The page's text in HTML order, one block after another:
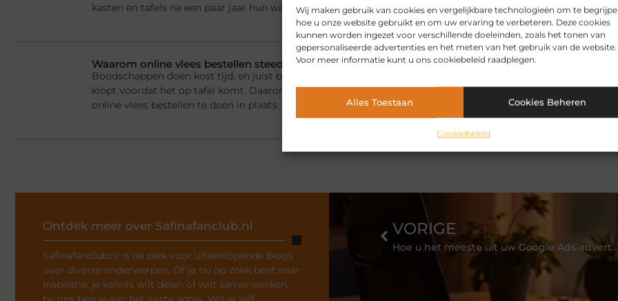
Wij maken gebruik van cookies en vergelijkbare technologieën om te
hoe u onze website gebruikt en om uw ervaring te verbeteren. Deze cookies
kunnen worden ingezet voor verschillende doeleinden, zoals het tonen van
gepersonaliseerde advertenties en het meten van het gebruik van de website.
Voor meer informatie kunt u ons cookiebeleid raadplegen.
Alles Toestaan Cookies Beheren
Cookiebeleid
kasten en tafels na een paar jaar hun waarde verliezen, houden
Waarom online vlees bestellen steeds gewoner wordt
Boodschappen doen kost tijd, en juist bij vlees wilt u zeker weten dat de kwaliteit
klopt voordat het op tafel komt. Daarom kiezen steeds meer mensen ervoor om
online vlees bestellen te doen in plaats
Ontdek meer over Safinafanclub.nl
Safinafanclub.nl is dé plek voor uiteenlopende blogs
over diverse onderwerpen. Of je nu op zoek bent naar
inspiratie, je kennis wilt delen of wilt samenwerken,
VORIGE
Hoe u het meeste uit uw Google Ads-advertenties haalt